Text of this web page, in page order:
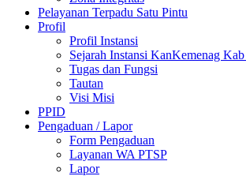
Pelayanan Terpadu Satu Pintu
Profil
Profil Instansi
Sejarah Instansi KanKemenag
Tugas dan Fungsi
Tautan
Visi Misi
PPID
Pengaduan / Lapor
Form Pengaduan
Layanan WA PTSP
Lapor